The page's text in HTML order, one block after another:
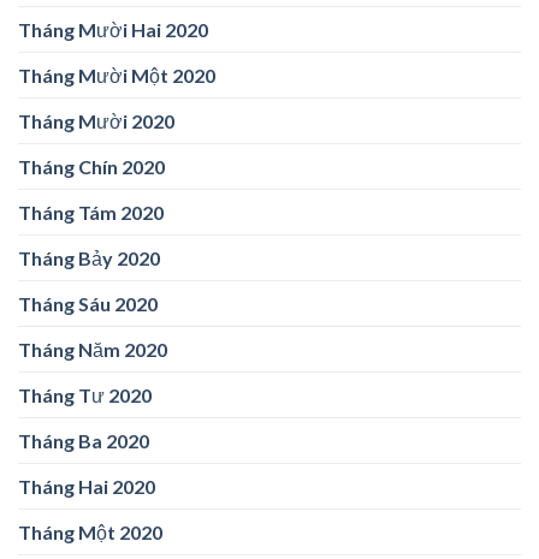
Tháng Mười Hai 2020
Tháng Mười Một 2020
Tháng Mười 2020
Tháng Chín 2020
Tháng Tám 2020
Tháng Bảy 2020
Tháng Sáu 2020
Tháng Năm 2020
Tháng Tư 2020
Tháng Ba 2020
Tháng Hai 2020
Tháng Một 2020